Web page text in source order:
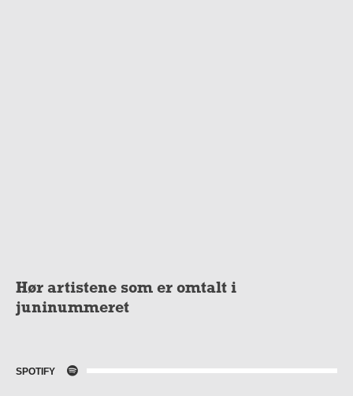
Hør artistene som er omtalt i
juninummeret
SPOTIFY